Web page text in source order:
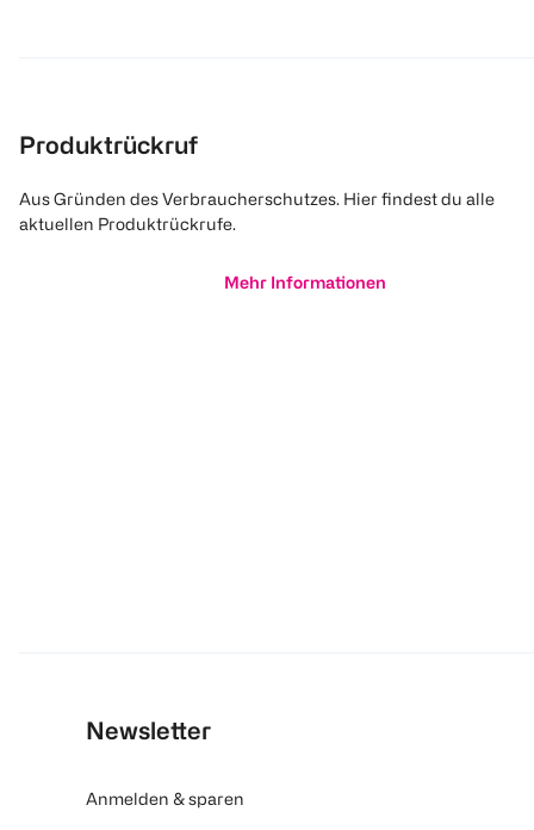
Produktrückruf
Aus Gründen des Verbraucherschutzes. Hier findest du alle
aktuellen Produktrückrufe.
Mehr Informationen
Newsletter
Anmelden & sparen